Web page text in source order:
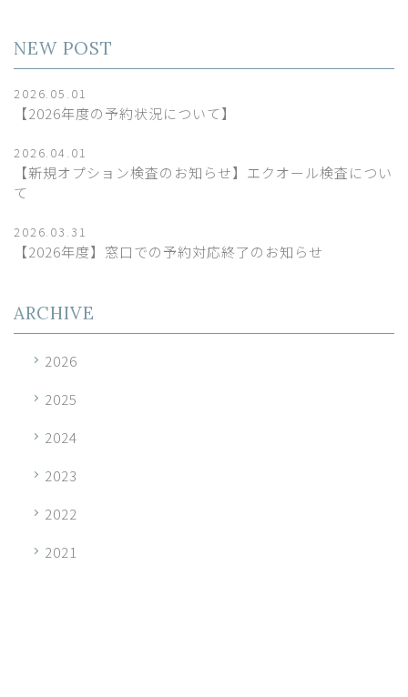
NEW POST
2026.05.01
【2026年度の予約状況について】
2026.04.01
【新規オプション検査のお知らせ】エクオール検査につい
て
2026.03.31
【2026年度】窓口での予約対応終了のお知らせ
ARCHIVE
2026
2025
2024
2023
2022
2021